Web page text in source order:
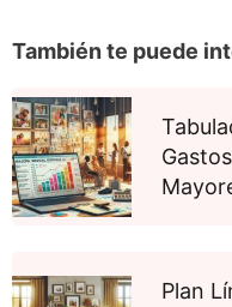
También te puede
Plan